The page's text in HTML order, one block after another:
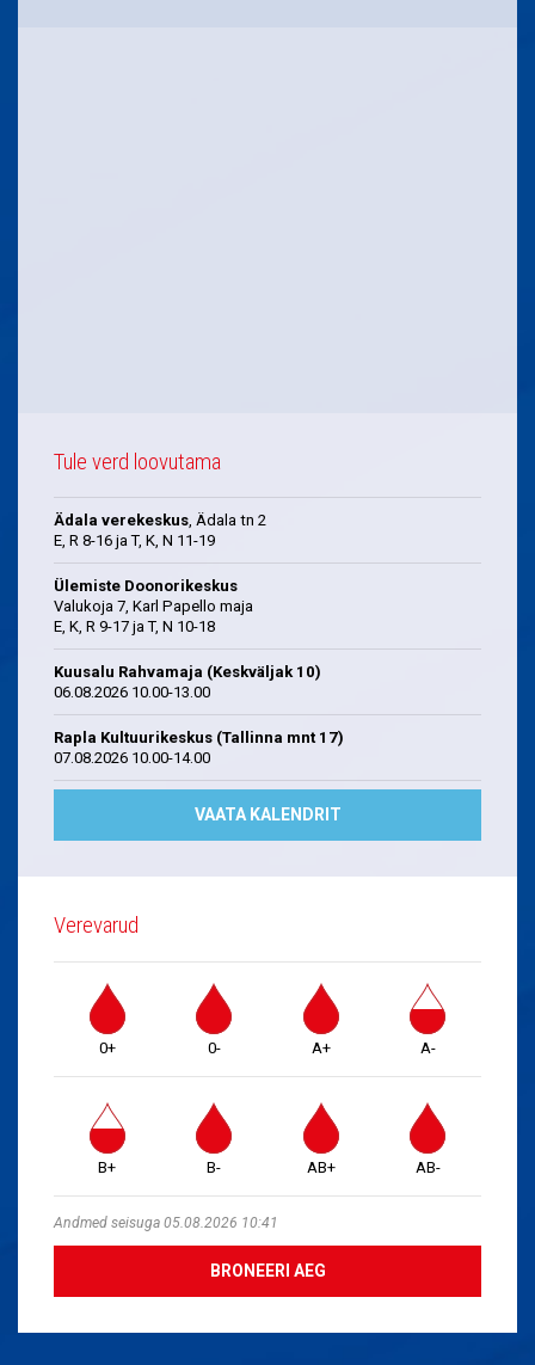
Tule verd loovutama
Ädala verekeskus, Ädala tn 2
E, R 8-16 ja T, K, N 11-19
Ülemiste Doonorikeskus
Valukoja 7, Karl Papello maja
E, K, R 9-17 ja T, N 10-18
Kuusalu Rahvamaja (Keskväljak 10)
06.08.2026 10.00-13.00
Rapla Kultuurikeskus (Tallinna mnt 17)
07.08.2026 10.00-14.00
VAATA KALENDRIT
Verevarud
0+ 0- A+ A-
B+ B- AB+ AB-
Andmed seisuga 05.08.2026 10:41
BRONEERI AEG